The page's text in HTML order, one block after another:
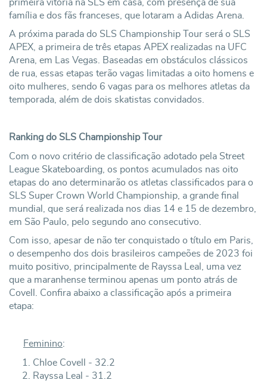
primeira vitória na SLS em casa, com presença de sua
família e dos fãs franceses, que lotaram a Adidas Arena.
A próxima parada do SLS Championship Tour será o SLS
APEX, a primeira de três etapas APEX realizadas na UFC
Arena, em Las Vegas. Baseadas em obstáculos clássicos
de rua, essas etapas terão vagas limitadas a oito homens e
oito mulheres, sendo 6 vagas para os melhores atletas da
temporada, além de dois skatistas convidados.
Ranking do SLS Championship Tour
Com o novo critério de classificação adotado pela Street
League Skateboarding, os pontos acumulados nas oito
etapas do ano determinarão os atletas classificados para o
SLS Super Crown World Championship, a grande final
mundial, que será realizada nos dias 14 e 15 de dezembro,
em São Paulo, pelo segundo ano consecutivo.
Com isso, apesar de não ter conquistado o título em Paris,
o desempenho dos dois brasileiros campeões de 2023 foi
muito positivo, principalmente de Rayssa Leal, uma vez
que a maranhense terminou apenas um ponto atrás de
Covell. Confira abaixo a classificação após a primeira
etapa:
Feminino:
Chloe Covell - 32.2
Rayssa Leal - 31.2